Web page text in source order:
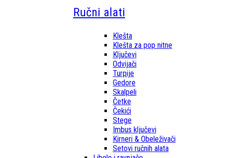
Ručni alati
Klešta
Klešta za pop nitne
Ključevi
Odvijači
Turpije
Gedore
Skalpeli
Četke
Čekići
Stege
Imbus ključevi
Kirneri & Obeleživači
Setovi ručnih alata